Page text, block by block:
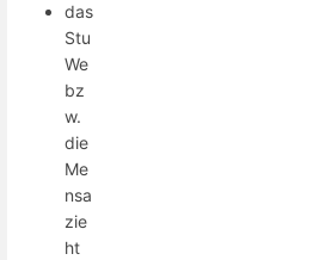
das
Stu
We
bz
w.
die
Me
nsa
zie
ht